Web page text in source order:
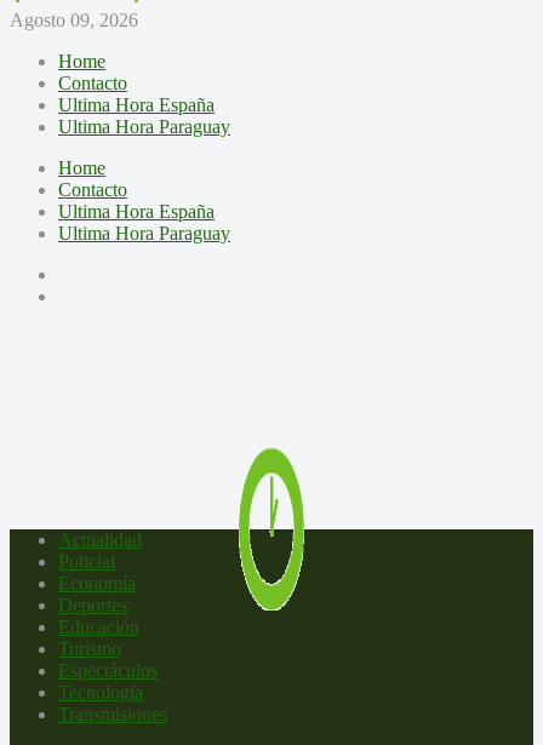
Agosto 09, 2026
Home
Contacto
Ultima Hora España
Ultima Hora Paraguay
Home
Contacto
Ultima Hora España
Ultima Hora Paraguay
Actualidad
Policial
Economía
Deportes
Educación
Turismo
Espectáculos
Tecnología
Transmisiones